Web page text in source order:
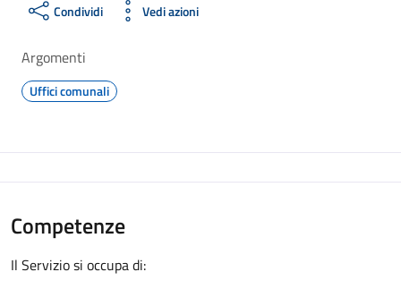
Condividi Vedi azioni
Argomenti
Uffici comunali
Competenze
Il Servizio si occupa di: